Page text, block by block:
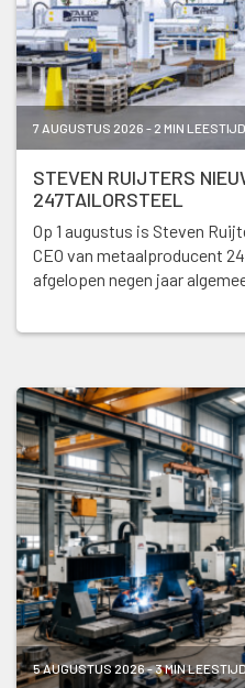
7 AUGUSTUS 2026 - 2 MIN LEESTIJD
STEVEN RUIJTERS
247TAILORSTEEL
Op 1 augustus is Steven
CEO van metaalproducent
afgelopen negen jaar
5 AUGUSTUS 2026 - 3 MIN